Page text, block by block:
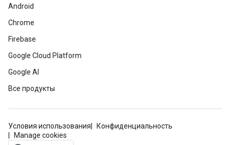
Android
Chrome
Firebase
Google Cloud Platform
Google AI
Все продукты
Условия использования
Конфиденциальность
Manage cookies